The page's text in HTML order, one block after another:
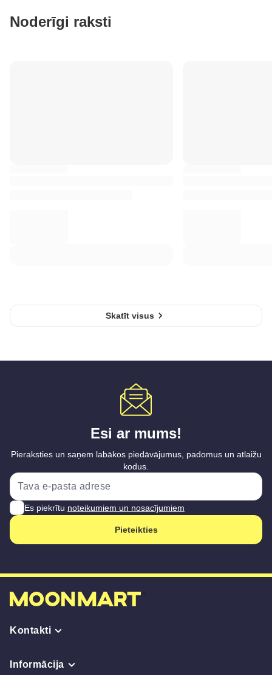
Noderīgi raksti
Skatīt visus
Esi ar mums!
Pieraksties un saņem labākos piedāvājumus, padomus un atlaižu
kodus.
Es piekrītu noteikumiem un nosacījumiem
Pieteikties
Kontakti
Informācija